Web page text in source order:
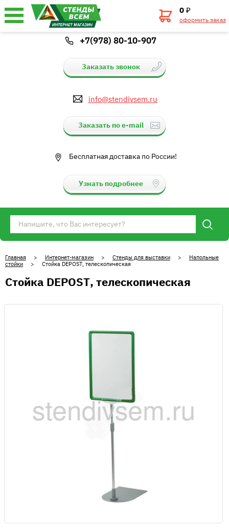
0₽
оформить заказ
+7(978) 80-10-907
Заказать звонок
info@stendivsem.ru
Заказать по e-mail
Бесплатная доставка по России!
Узнать подробнее
Главная > Интернет-магазин > Стенды для выставки > Напольные
стойки > Стойка DEPOST, телескопическая
Стойка DEPOST, телескопическая